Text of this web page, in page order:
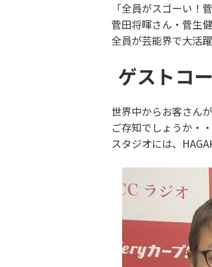
「全員がスゴーい！
菅田将暉さん・菅生
全員が芸能界で大活
ゲストコ
世界中からお客さん
ご存知でしょうか・
スタジオには、